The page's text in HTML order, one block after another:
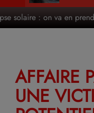
solaire : on va en
AFFAIRE
UNE